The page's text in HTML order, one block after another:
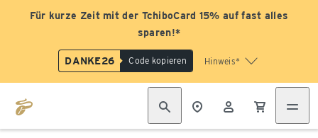
Für kurze Zeit mit der TchiboCard 15% auf fast alles
sparen!*
DANKE26 Code kopieren Hinweis*